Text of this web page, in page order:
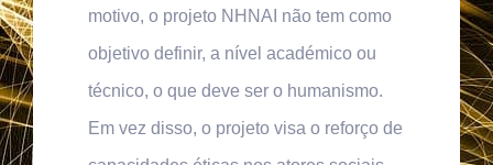
motivo, o projeto NHNAI não tem como
objetivo definir, a nível académico ou
técnico, o que deve ser o humanismo.
Em vez disso, o projeto visa o reforço de